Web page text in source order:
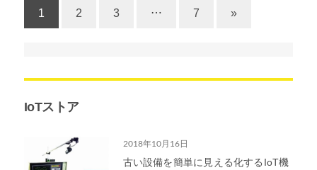
1 2 3 … 7 »
IoTストア
2018年10月16日
古い設備を簡単に見える化するIoT機